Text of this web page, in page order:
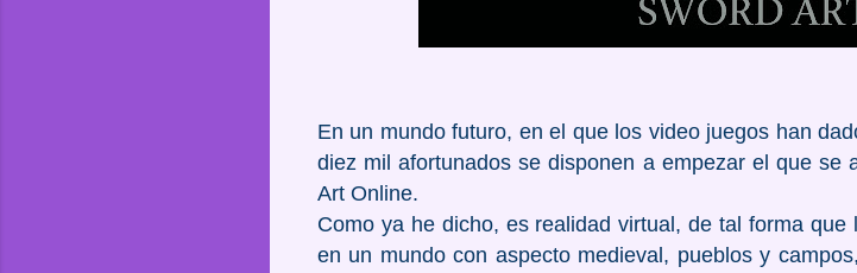
En un mundo futuro, en el que los video juegos han
diez mil afortunados se disponen a empezar el que se
Art Online.
Como ya he dicho, es realidad virtual, de tal forma
en un mundo con aspecto medieval, pueblos y